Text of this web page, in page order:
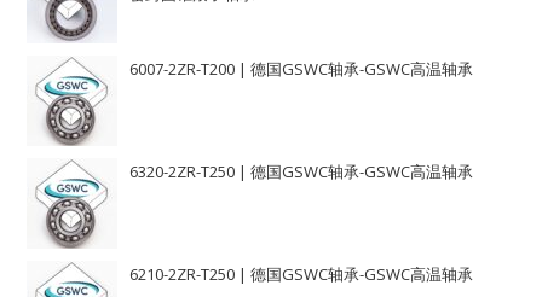
6007-2ZR-T200 | 德国GSWC轴承-GSWC高温轴承
6320-2ZR-T250 | 德国GSWC轴承-GSWC高温轴承
6210-2ZR-T250 | 德国GSWC轴承-GSWC高温轴承